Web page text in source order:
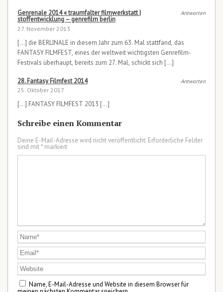
Antworten
Genrenale 2014 « traumfalter filmwerkstatt |
stoffentwicklung – genrefilm berlin
27. November 2013
[…] die BERLINALE in diesem Jahr zum 63. Mal stattfand, das
FANTASY FILMFEST, eines der weltweit wichtigsten Genrefilm-
Festivals überhaupt, bereits zum 27. Mal, schickt sich […]
Antworten
28. Fantasy Filmfest 2014
25. Oktober 2017
[…] FANTASY FILMFEST 2013 […]
Schreibe einen Kommentar
Deine E-Mail-Adresse wird nicht veröffentlicht. Erforderliche Felder
sind mit*markiert
Name, E-Mail-Adresse und Website in diesem Browser für